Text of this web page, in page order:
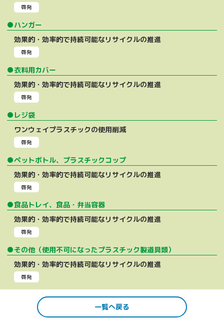
啓発
●ハンガー
効果的・効率的で持続可能なリサイクルの推進
啓発
●衣料用カバー
効果的・効率的で持続可能なリサイクルの推進
啓発
●レジ袋
ワンウェイプラスチックの使用削減
啓発
●ペットボトル、プラスチックコップ
効果的・効率的で持続可能なリサイクルの推進
啓発
●食品トレイ、食品・弁当容器
効果的・効率的で持続可能なリサイクルの推進
啓発
●その他（使用不可になったプラスチック製道具類）
効果的・効率的で持続可能なリサイクルの推進
啓発
一覧へ戻る